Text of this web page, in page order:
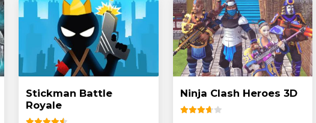
Stickman Battle
Royale
Ninja Clash Heroes 3D